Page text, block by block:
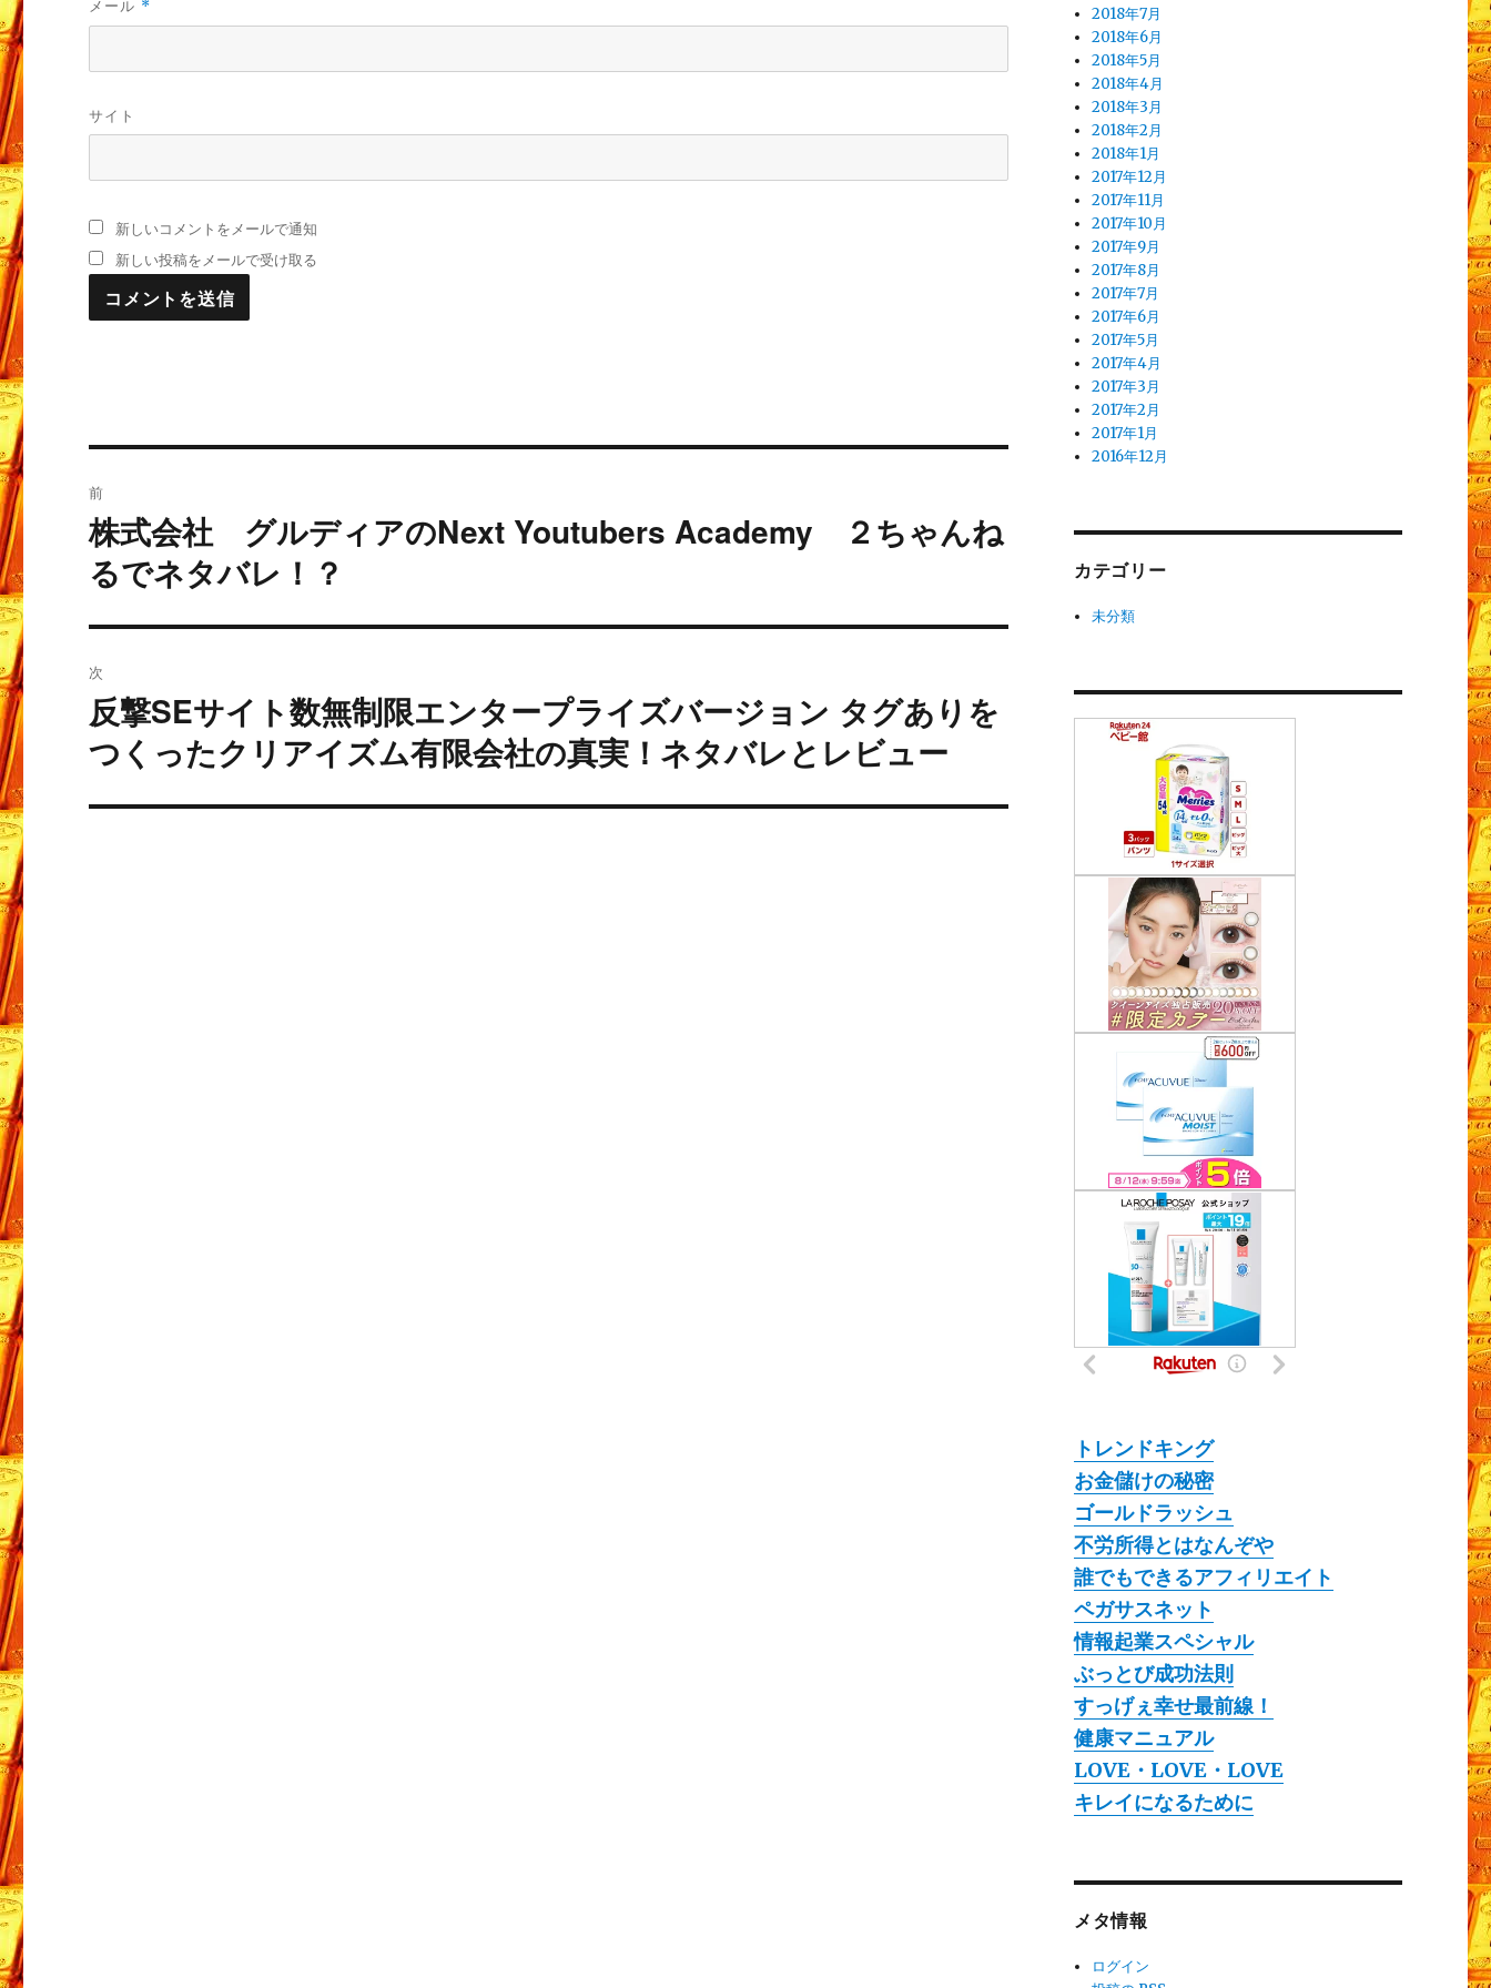
メール *
サイト
新しいコメントをメールで通知
新しい投稿をメールで受け取る
稿
ナ
ゲ
ー
シ
ョ
前
過
去
の
投
株式会社 グルディアのNext Youtubers Academy ２ちゃんね
るでネタバレ！？
次
次
の
投
稿:
反撃SEサイト数無制限エンタープライズバージョン タグありを
つくったクリアイズム有限会社の真実！ネタバレとレビュー
2018年7月
2018年6月
2018年5月
2018年4月
2018年3月
2018年2月
2018年1月
2017年12月
2017年11月
2017年10月
2017年9月
2017年8月
2017年7月
2017年6月
2017年5月
2017年4月
2017年3月
2017年2月
2017年1月
2016年12月
カテゴリー
未分類
トレンドキング
お金儲けの秘密
ゴールドラッシュ
不労所得とはなんぞや
誰でもできるアフィリエイト
ペガサスネット
情報起業スペシャル
ぶっとび成功法則
すっげぇ幸せ最前線！
健康マニュアル
LOVE・LOVE・LOVE
キレイになるために
メタ情報
ログイン